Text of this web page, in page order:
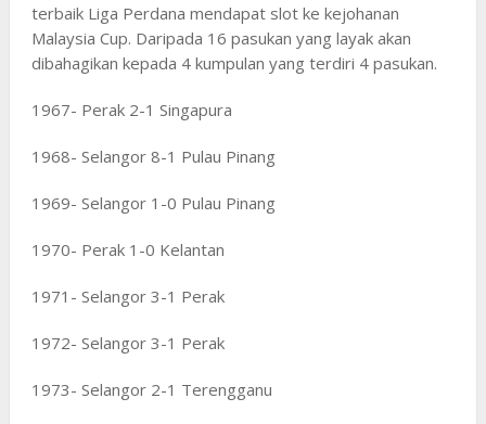
terbaik Liga Perdana mendapat slot ke kejohanan
Malaysia Cup. Daripada 16 pasukan yang layak akan
dibahagikan kepada 4 kumpulan yang terdiri 4 pasukan.
1967- Perak 2-1 Singapura
1968- Selangor 8-1 Pulau Pinang
1969- Selangor 1-0 Pulau Pinang
1970- Perak 1-0 Kelantan
1971- Selangor 3-1 Perak
1972- Selangor 3-1 Perak
1973- Selangor 2-1 Terengganu